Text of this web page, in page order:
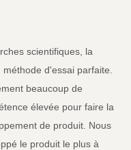
scientifiques, la
d'essai parfaite.
beaucoup de
élevée pour faire la
de produit. Nous
le produit le plus à